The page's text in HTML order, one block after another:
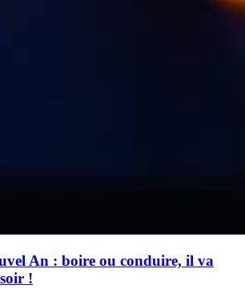
An : boire ou conduire, il va
!